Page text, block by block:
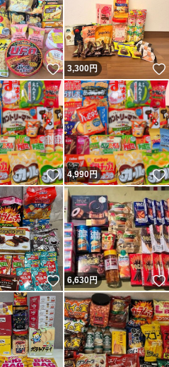
いいね！
3,300円
いいね！
4,990円
いいね！
6,630円